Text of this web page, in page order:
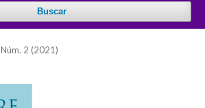
Buscar
Núm. 2 (2021)